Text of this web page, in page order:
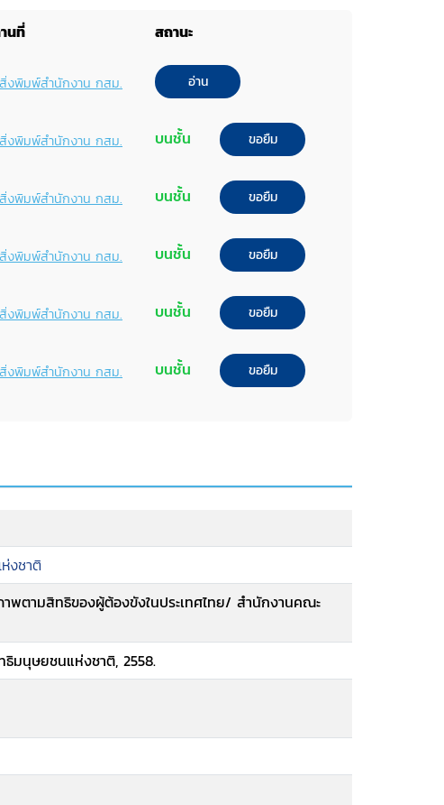
นที่ สถานะ
งพิมพ์สำนักงาน กสม. อ่าน
งพิมพ์สำนักงาน กสม. บนชั้น ขอยืม
งพิมพ์สำนักงาน กสม. บนชั้น ขอยืม
งพิมพ์สำนักงาน กสม. บนชั้น ขอยืม
งพิมพ์สำนักงาน กสม. บนชั้น ขอยืม
งพิมพ์สำนักงาน กสม. บนชั้น ขอยืม
งชาติ
าพตามสิทธิของผู้ต้องขังในประเทศไทย/ สำนักงานคณะ
มนุษยชนแห่งชาติ, 2558.